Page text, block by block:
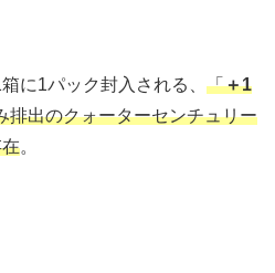
に1パック封入される、 「＋1
排出のクォーターセンチュリー
。